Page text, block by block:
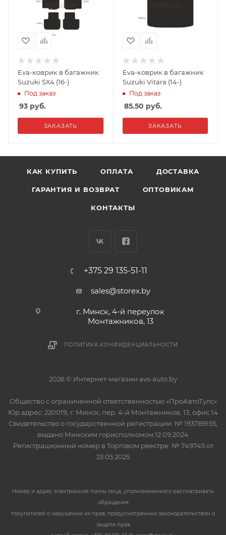
Eva-коврик в багажник
Suzuki SX4 (16-)
Под заказ
93 руб.
ЗАКАЗАТЬ
Eva-коврик в багажник
Suzuki Vitara (14-)
Под заказ
85.50 руб.
ЗАКАЗАТЬ
КАК КУПИТЬ ОПЛАТА ДОСТАВКА
ГАРАНТИЯ И ВОЗВРАТ ОПТОВИКАМ
КОНТАКТЫ
+375 29 135-51-11
sales@storex.by
г. Минск, 4-й переулок
Монтажников, 13
ПОЛИТИКА КОНФИДЕНЦИАЛЬНОСТИ
2026 © Интернет-магазин avs-auto.by
Общество с ограниченной ответственностью «ПроАвтоТулс»
Юр.адрес: 220019, г. Минск, пер. 4-й Монтажников, 13, офис 14
Свидетельство о государственной регистрации: № 193789155,
выдано Минским горисполкомом 12.09.2024
Регистрационный номер в Торговом реестре: № 749745 от
23.05.2025
Номер и адрес электронной почты лица, уполномоченного рассматривать
обращения
покупателей о нарушении их прав, предусмотренных законодательством о
защите прав